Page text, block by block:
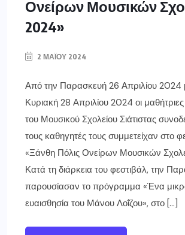
Ονείρων Μουσικών
2024»
2 ΜΑΪ́ΟΥ 2024
Από την Παρασκευή 26 Απριλίου 2024
Κυριακή 28 Απριλίου 2024 οι μαθήτριες
του Μουσικού Σχολείου Σιάτιστας
τους καθηγητές τους συμμετείχαν στο
«Ξάνθη Πόλις Ονείρων Μουσικών
Κατά τη διάρκεια του φεστιβάλ, την
παρουσίασαν το πρόγραμμα «Ένα μικρό
ευαισθησία του Μάνου Λοΐζου», στο […]